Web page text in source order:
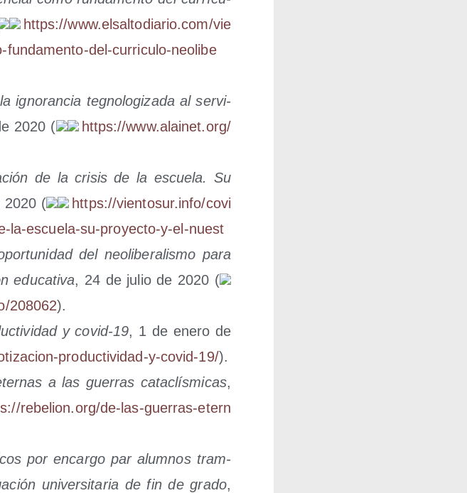
https://​www​.elsal​to​dia​rio​.com/​v​i​e​
​d​e​l​-​c​u​r​r​i​c​u​l​o​-​n​e​o​l​i​b​e​
igno­ran­cia teg­no­lo­gi­za­da al ser­vi­
2020 (
https://​www​.alai​net​.org/​
de la cri­sis de la escue­la. Su
2020 (
https://​vien​to​sur​.info/​c​o​v​i​
​l​a​-​e​s​c​u​e​l​a​-​s​u​-​p​r​o​y​e​c​t​o​-​y​-​e​l​-​n​u​e​s​t​
del neo­li­be­ra­lis­mo para
edu­ca­ti­va, 24 de julio de 2020 (
​2​0​8​062).
y covid-19, 1 de enero de
​p​r​o​d​u​c​t​i​v​i​d​a​d​-​y​-​c​o​v​i​d​-​19/).
a las gue­rras cata­clís­mi­cas,
​rebe​lion​.org/​d​e​-​l​a​s​-​g​u​e​r​r​a​s​-​e​t​e​r​n​
por encar­go par alum­nos tram­
uni­ver­si­ta­ria de fin de gra­do,